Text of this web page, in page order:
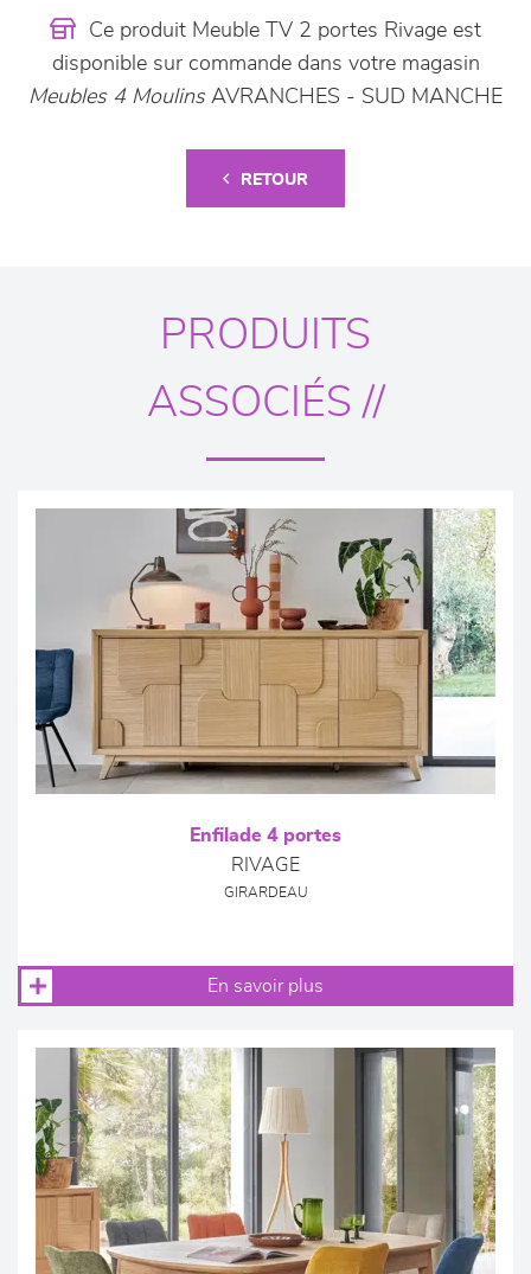
Ce produit Meuble TV 2 portes Rivage est
disponible sur commande dans votre magasin
Meubles 4 MoulinsAVRANCHES - SUD MANCHE
RETOUR
PRODUITS
ASSOCIÉS //
Enfilade 4 portes
RIVAGE
GIRARDEAU
En savoir plus